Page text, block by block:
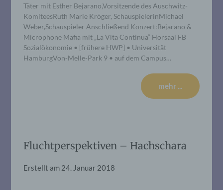
Täter mit Esther Bejarano,Vorsitzende des Auschwitz-
KomiteesRuth Marie Kröger, SchauspielerinMichael
Weber,Schauspieler Anschließend Konzert:Bejarano &
Microphone Mafia mit „La Vita Continua“ Hörsaal FB
Sozialökonomie • [frühere HWP] • Universität
HamburgVon-Melle-Park 9 • auf dem Campus…
mehr ...
Fluchtperspektiven – Hachschara
Erstellt am 24. Januar 2018